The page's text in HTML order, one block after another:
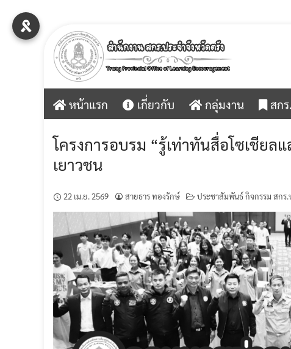
Skip
หน้าแรก เกี่ยวกับ กลุ่มงาน สกร
โครงการอบรม “รู้เท่าทันสื่อโซเชีย
เยาวชน
22 เม.ย. 2569 สายธาร ทองรักษ์ ประชาสัมพันธ์ กิจกรรม สกร.